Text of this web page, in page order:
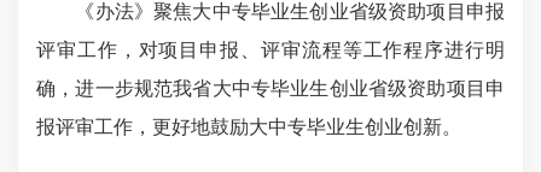
《办法》聚焦大中专毕业生创业省级资助项目申报
评审工作，对项目申报、评审流程等工作程序进行明
确，进一步规范我省大中专毕业生创业省级资助项目申
报评审工作，更好地鼓励大中专毕业生创业创新。